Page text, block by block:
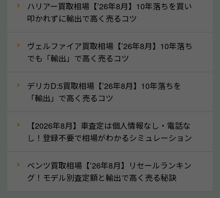
定を行い高価買取価格をつけやすくなります。
ってきます！
月割りで返還されるものです。ですから、自動車税の
還付金は早めに売却するほど多く還付されます。不要
③自動車税の還付金の扱いについて確認し
車を廃車にすると、自動車税の還付金を受け取ること
ハリアー買取相場【’26年8月】10年落ちを買い
叩かれずに輸出で高く売るコツ
ヴェルファイア買取相場【’26年8月】10年落ち
でも「輸出」で高く売るコツ
デリカD:5買取相場【’26年8月】10年落ちを
「輸出」で高く売るコツ
【2026年8月】車査定は個人情報なし・電話な
し！登録不要で相場がわかるシミュレーション
ベンツ買取相場【’26年8月】リセールランキン
グ！モデル別査定額と輸出で高く売る秘訣